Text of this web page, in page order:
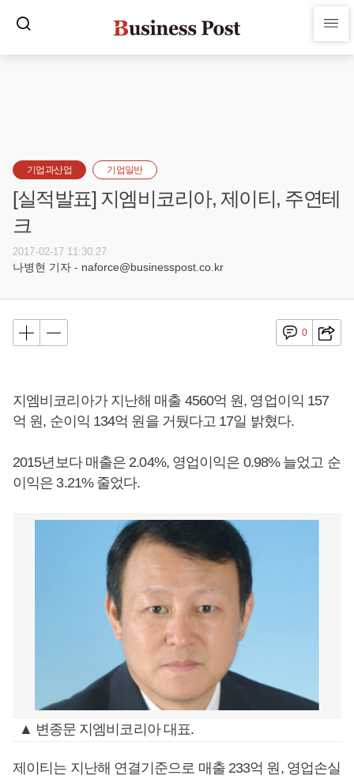
기업과산업 기업일반
[실적발표] 지엠비코리아, 제이티, 주연테
크
2017-02-17 11:30:27
나병현 기자 - naforce@businesspost.co.kr
0
지엠비코리아가 지난해 매출 4560억 원, 영업이익 157
억 원, 순이익 134억 원을 거뒀다고 17일 밝혔다.
2015년보다 매출은 2.04%, 영업이익은 0.98% 늘었고 순
이익은 3.21% 줄었다.
▲ 변종문 지엠비코리아 대표.
제이티는 지난해 연결기준으로 매출 233억 원, 영업손실